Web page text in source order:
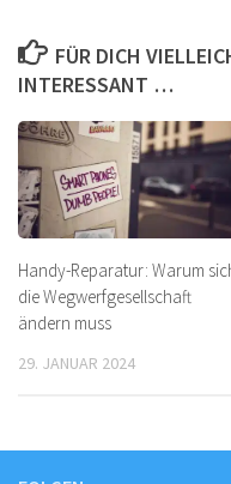
FÜR DICH
INTERESSANT …
Handy-Reparatur: Warum
die Wegwerfgesellschaft
ändern muss
29. JANUAR 2024